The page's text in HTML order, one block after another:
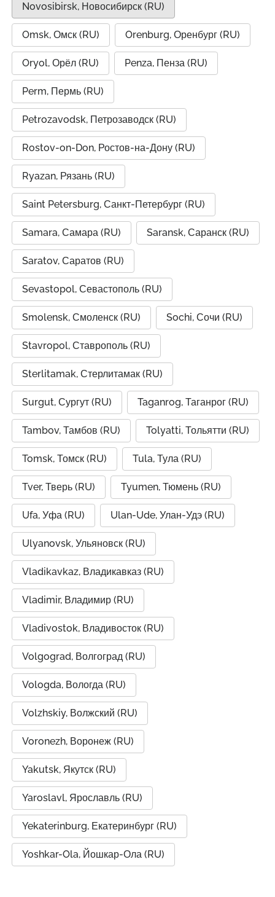
Novosibirsk, Новосибирск (RU)
Omsk, Омск (RU) Orenburg, Оренбург (RU)
Oryol, Орёл (RU) Penza, Пенза (RU)
Perm, Пермь (RU)
Petrozavodsk, Петрозаводск (RU)
Rostov-on-Don, Ростов-на-Дону (RU)
Ryazan, Рязань (RU)
Saint Petersburg, Санкт-Петербург (RU)
Samara, Самара (RU) Saransk, Саранск (RU)
Saratov, Саратов (RU)
Sevastopol, Севастополь (RU)
Smolensk, Смоленск (RU) Sochi, Сочи (RU)
Stavropol, Ставрополь (RU)
Sterlitamak, Стерлитамак (RU)
Surgut, Сургут (RU) Taganrog, Таганрог (RU)
Tambov, Тамбов (RU) Tolyatti, Тольятти (RU)
Tomsk, Томск (RU) Tula, Тула (RU)
Tver, Тверь (RU) Tyumen, Тюмень (RU)
Ufa, Уфа (RU) Ulan-Ude, Улан-Удэ (RU)
Ulyanovsk, Ульяновск (RU)
Vladikavkaz, Владикавказ (RU)
Vladimir, Владимир (RU)
Vladivostok, Владивосток (RU)
Volgograd, Волгоград (RU)
Vologda, Вологда (RU)
Volzhskiy, Волжский (RU)
Voronezh, Воронеж (RU)
Yakutsk, Якутск (RU)
Yaroslavl, Ярославль (RU)
Yekaterinburg, Екатеринбург (RU)
Yoshkar-Ola, Йошкар-Ола (RU)